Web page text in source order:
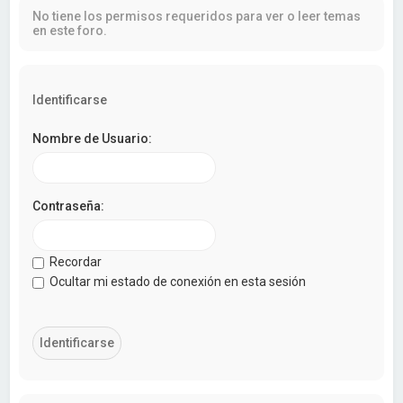
No tiene los permisos requeridos para ver o leer temas
en este foro.
Identificarse
Nombre de Usuario:
Contraseña:
Recordar
Ocultar mi estado de conexión en esta sesión